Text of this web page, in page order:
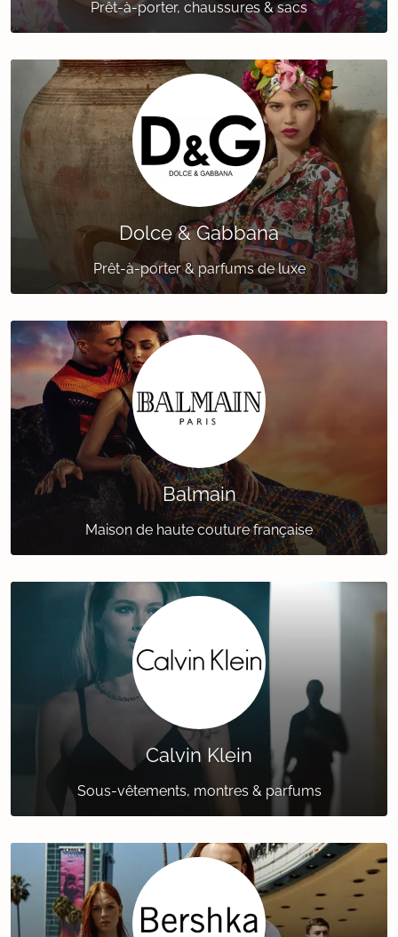
Prêt-à-porter, chaussures & sacs
Dolce & Gabbana
Prêt-à-porter & parfums de luxe
Balmain
Maison de haute couture française
Calvin Klein
Sous-vêtements, montres & parfums